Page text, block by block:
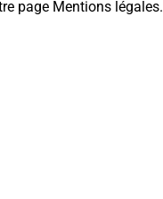
page Mentions légales.